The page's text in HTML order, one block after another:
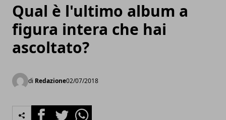
Qual è l'ultimo album a
figura intera che hai
ascoltato?
di Redazione02/07/2018
FacebookTwitterWhatsapp